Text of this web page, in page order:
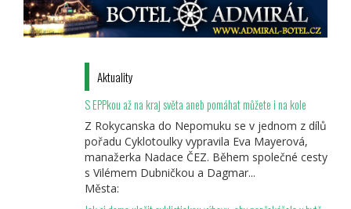
Aktuality
S EPPkou až na kraj světa aneb pomáhat můžete i na kole
Z Rokycanska do Nepomuku se v jednom z dílů
pořadu Cyklotoulky vypravila Eva Mayerová,
manažerka Nadace ČEZ. Během společné cesty
s Vilémem Dubničkou a Dagmar...
Města: